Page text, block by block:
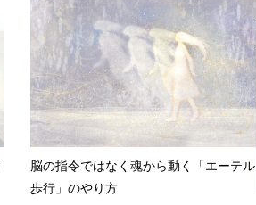
脳の指令ではなく魂から動く「エーテル
歩行」のやり方